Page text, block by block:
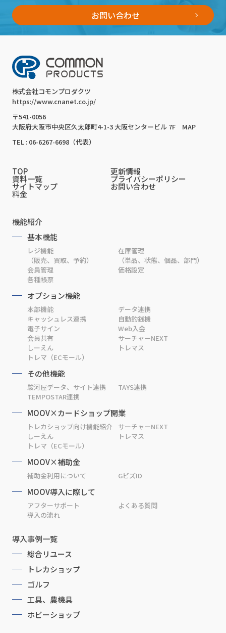
お問い合わせ
株式会社コモンプロダクツ
https://www.cnanet.co.jp/
〒541-0056
大阪府大阪市中央区久太郎町4-1-3 大阪センタービル 7F
MAP
TEL : 06-6267-6698（代表）
TOP 更新情報
資料一覧 プライバシーポリシー
サイトマップ お問い合わせ
料金
機能紹介
基本機能
レジ機能
（販売、買取、予約）
在庫管理
（単品、状態、個品、部門）
会員管理
価格設定
各種帳票
オプション機能
本部機能
データ連携
キャッシュレス連携
自動釣銭機
電子サイン
Web入会
会員共有
サーチャーNEXT
しーえん
トレマス
トレマ（ECモール）
その他機能
駿河屋データ、サイト連携
TAYS連携
TEMPOSTAR連携
MOOV×カードショップ開業
トレカショップ向け機能紹介
サーチャーNEXT
しーえん
トレマス
トレマ（ECモール）
MOOV×補助金
補助金利用について GビズID
MOOV導入に際して
アフターサポート
よくある質問
導入の流れ
導入事例一覧
総合リユース
トレカショップ
ゴルフ
工具、農機具
ホビーショップ